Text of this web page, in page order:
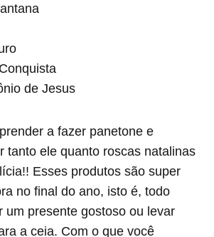
de Jesus
a fazer panetone e
tanto ele quanto roscas natalinas
Esses produtos são super
no final do ano, isto é, todo
um presente gostoso ou levar
a ceia. Com o que você